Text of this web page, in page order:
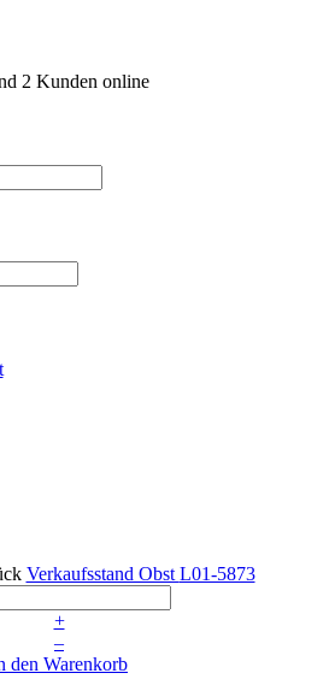
2 Kunden online
Verkaufsstand Obst L01-5873
+
–
den Warenkorb